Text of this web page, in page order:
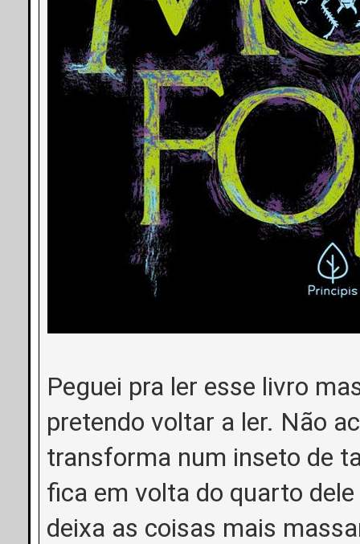
Peguei pra ler esse livro
pretendo voltar a ler. Não
transforma num inseto de
fica em volta do quarto
deixa as coisas mais